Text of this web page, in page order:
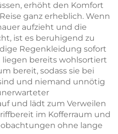
erhöht den Komfort
ganz erheblich. Wenn
aufzieht und die
ist es beruhigend zu
Regenkleidung sofort
liegen bereits wohlsortiert
bereit, sodass sie bei
und niemand unnötig
und lädt zum Verweilen
im Kofferraum und
ohne lange